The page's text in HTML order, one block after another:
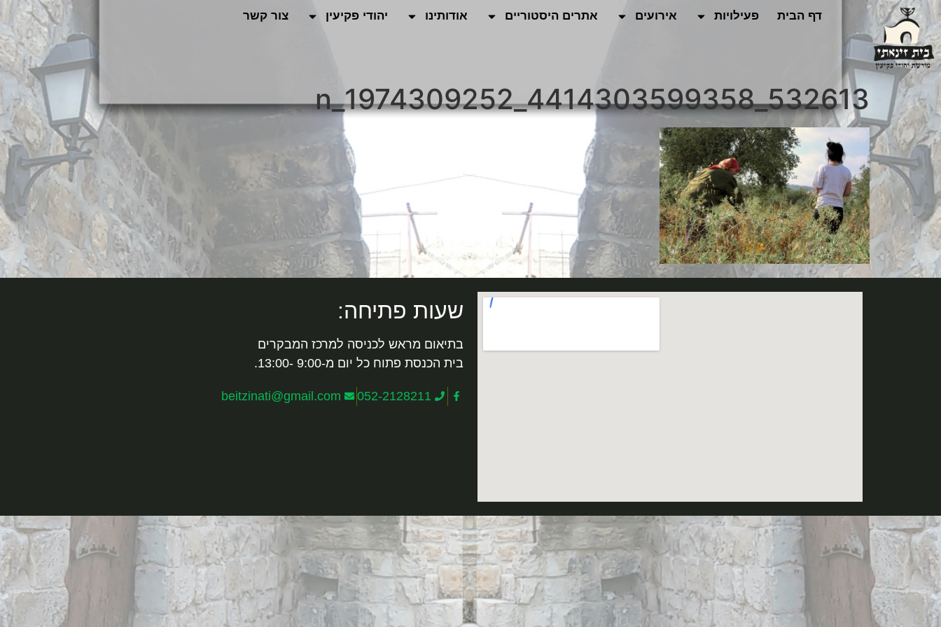
לתוכן
דף הבית פעילויות אירועים אתרים היסטוריים אודותינו יהודי פקיעין צור קשר
532613_4414303599358_1974309252_n
שעות פתיחה:
בתיאום מראש לכניסה למרכז המבקרים
בית הכנסת פתוח כל יום מ-9:00 -13:00.
052-2128211
beitzinati@gmail.com